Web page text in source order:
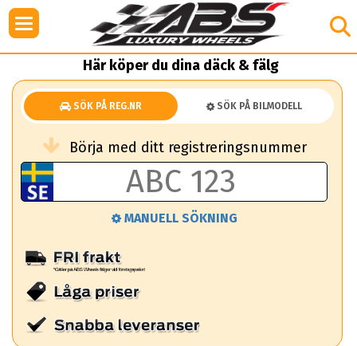
Här köper du dina däck & fälg
SÖK PÅ REG.NR SÖK PÅ BILMODELL
Börja med ditt registreringsnummer
MANUELL SÖKNING